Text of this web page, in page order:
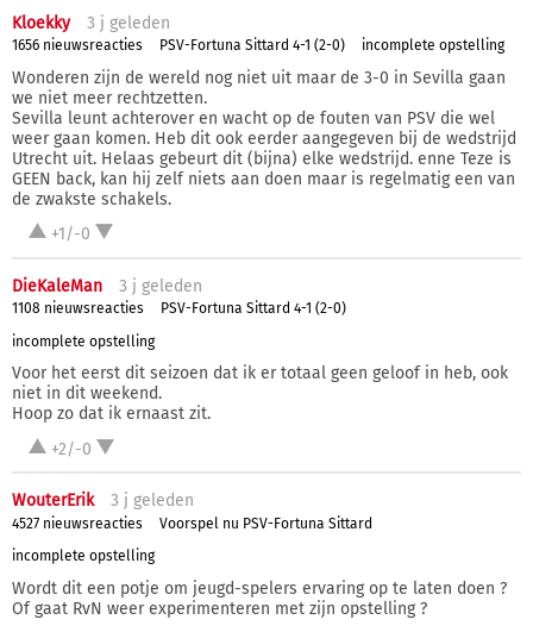
Kloekky 3 j geleden
1656 nieuwsreacties PSV-Fortuna Sittard 4-1 (2-0) incomplete opstelling
Wonderen zijn de wereld nog niet uit maar de 3-0 in Sevilla gaan
we niet meer rechtzetten.
Sevilla leunt achterover en wacht op de fouten van PSV die wel
weer gaan komen. Heb dit ook eerder aangegeven bij de wedstrijd
Utrecht uit. Helaas gebeurt dit (bijna) elke wedstrijd. enne Teze is
GEEN back, kan hij zelf niets aan doen maar is regelmatig een van
de zwakste schakels.
+1/-0
DieKaleMan 3 j geleden
1108 nieuwsreacties
PSV-Fortuna Sittard 4-1 (2-0)
incomplete opstelling
Voor het eerst dit seizoen dat ik er totaal geen geloof in heb, ook
niet in dit weekend.
Hoop zo dat ik ernaast zit.
+2/-0
WouterErik 3 j geleden
4527 nieuwsreacties
Voorspel nu PSV-Fortuna Sittard
incomplete opstelling
Wordt dit een potje om jeugd-spelers ervaring op te laten doen ?
Of gaat RvN weer experimenteren met zijn opstelling ?